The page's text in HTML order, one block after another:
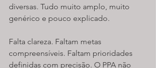
diversas. Tudo muito amplo, muito
genérico e pouco explicado.
Falta clareza. Faltam metas
compreensíveis. Faltam prioridades
definidas com precisão. O PPA não